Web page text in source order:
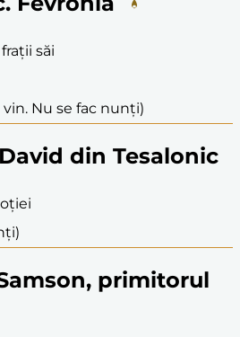
săi
Nu se fac nunți)
din Tesalonic
primitorul